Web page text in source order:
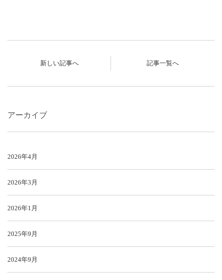
新しい記事へ 記事一覧へ
アーカイブ
2026年4月
2026年3月
2026年1月
2025年9月
2024年9月